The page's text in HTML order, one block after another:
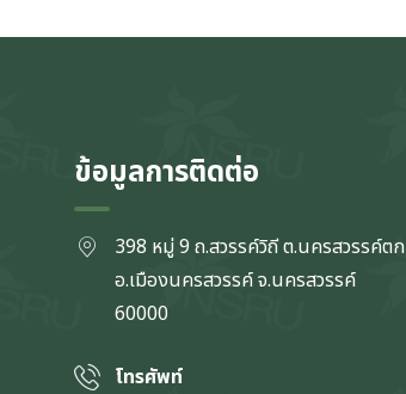
ข้อมูลการติดต่อ
398 หมู่ 9 ถ.สวรรค์วิถี ต.นครสวรรค์ตก
อ.เมืองนครสวรรค์ จ.นครสวรรค์
60000
โทรศัพท์